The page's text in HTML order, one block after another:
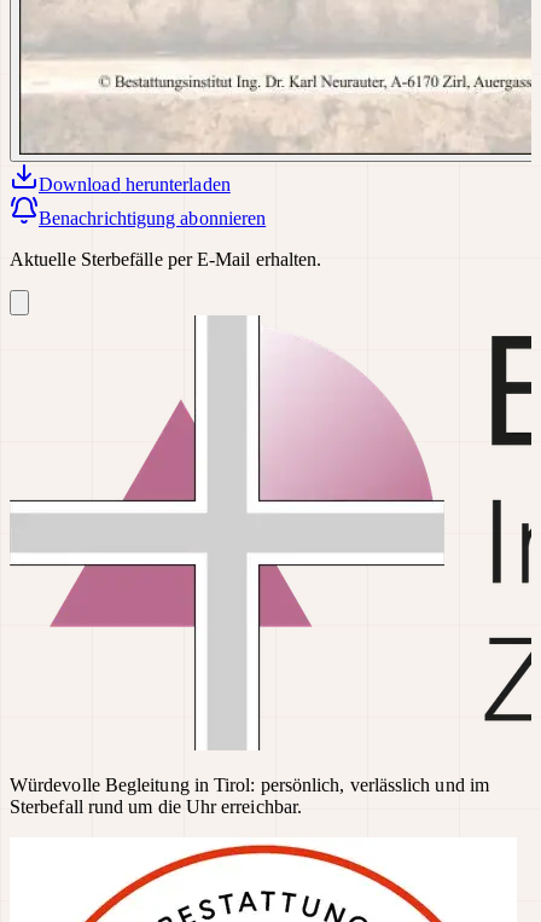
Download herunterladen
Benachrichtigung abonnieren
Aktuelle Sterbefälle per E-Mail erhalten.
Würdevolle Begleitung in Tirol: persönlich, verlässlich und im
Sterbefall rund um die Uhr erreichbar.